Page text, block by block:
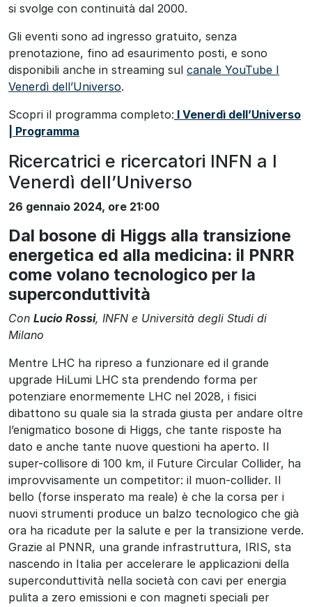
si svolge con continuità dal 2000.
Gli eventi sono ad ingresso gratuito, senza
prenotazione, fino ad esaurimento posti, e sono
disponibili anche in streaming sul canale YouTube I
Venerdì dell’Universo.
Scopri il programma completo: I Venerdì dell’Universo
| Programma
Ricercatrici e ricercatori INFN a I
Venerdì dell’Universo
26 gennaio 2024, ore 21:00
Dal bosone di Higgs alla transizione
energetica ed alla medicina: il PNRR
come volano tecnologico per la
superconduttività
Con Lucio Rossi, INFN e Università degli Studi di
Milano
Mentre LHC ha ripreso a funzionare ed il grande
upgrade HiLumi LHC sta prendendo forma per
potenziare enormemente LHC nel 2028, i fisici
dibattono su quale sia la strada giusta per andare oltre
l’enigmatico bosone di Higgs, che tante risposte ha
dato e anche tante nuove questioni ha aperto. Il
super-collisore di 100 km, il Future Circular Collider, ha
improvvisamente un competitor: il muon-collider. Il
bello (forse insperato ma reale) è che la corsa per i
nuovi strumenti produce un balzo tecnologico che già
ora ha ricadute per la salute e per la transizione verde.
Grazie al PNNR, una grande infrastruttura, IRIS, sta
nascendo in Italia per accelerare le applicazioni della
superconduttività nella società con cavi per energia
pulita a zero emissioni e con magneti speciali per